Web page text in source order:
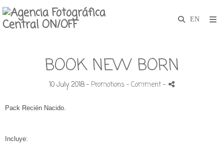
BOOK NEW BORN
10 July 2018 -Promotions - Comment-
Pack Recién Nacido.
Incluye: